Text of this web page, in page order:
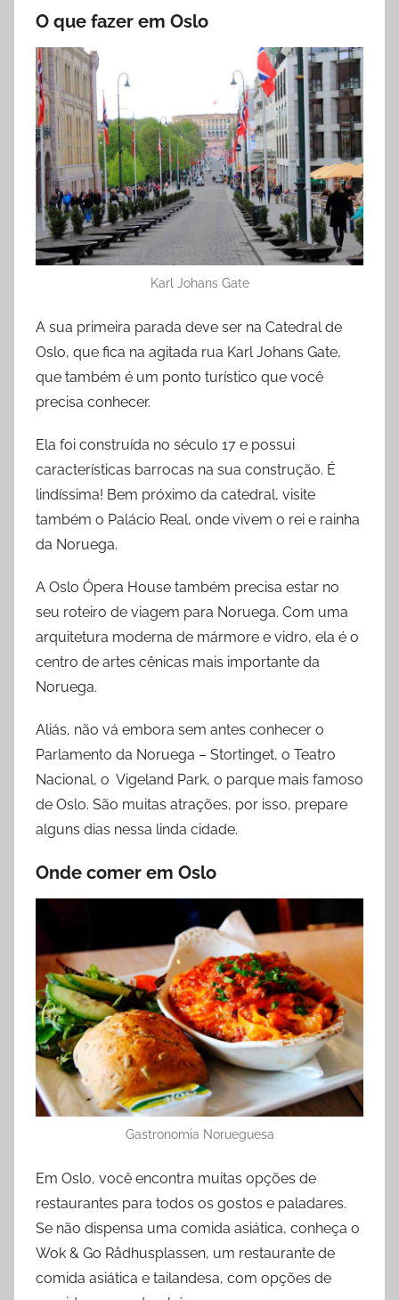
O que fazer em Oslo
Karl Johans Gate
A sua primeira parada deve ser na Catedral de
Oslo, que fica na agitada rua Karl Johans Gate,
que também é um ponto turístico que você
precisa conhecer.
Ela foi construída no século 17 e possui
características barrocas na sua construção. É
lindíssima! Bem próximo da catedral, visite
também o Palácio Real, onde vivem o rei e rainha
da Noruega.
A Oslo Ópera House também precisa estar no
seu roteiro de viagem para Noruega. Com uma
arquitetura moderna de mármore e vidro, ela é o
centro de artes cênicas mais importante da
Noruega.
Aliás, não vá embora sem antes conhecer o
Parlamento da Noruega – Stortinget, o Teatro
Nacional, o Vigeland Park, o parque mais famoso
de Oslo. São muitas atrações, por isso, prepare
alguns dias nessa linda cidade.
Onde comer em Oslo
Gastronomia Norueguesa
Em Oslo, você encontra muitas opções de
restaurantes para todos os gostos e paladares.
Se não dispensa uma comida asiática, conheça o
Wok & Go Rådhusplassen, um restaurante de
comida asiática e tailandesa, com opções de